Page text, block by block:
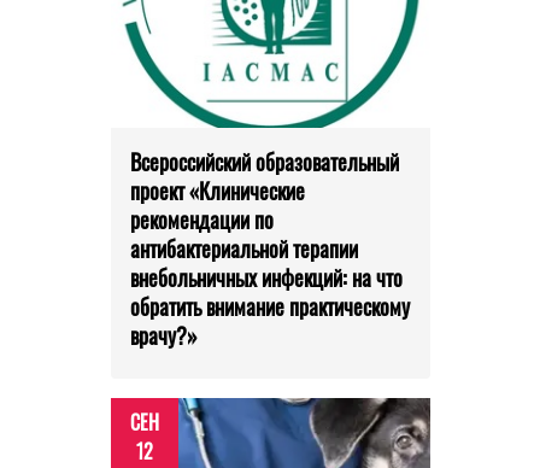
Всероссийский образовательный
проект «Клинические
рекомендации по
антибактериальной терапии
внебольничных инфекций: на что
обратить внимание практическому
врачу?»
СЕН
12